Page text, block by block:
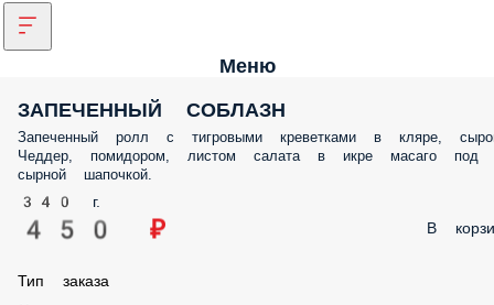
Меню
ЗАПЕЧЕННЫЙ СОБЛАЗН
Запеченный ролл с тигровыми креветками в кляре,
Чеддер, помидором, листом салата в икре масаго под
сырной шапочкой.
340 г.
450 ₽ В
Тип заказа